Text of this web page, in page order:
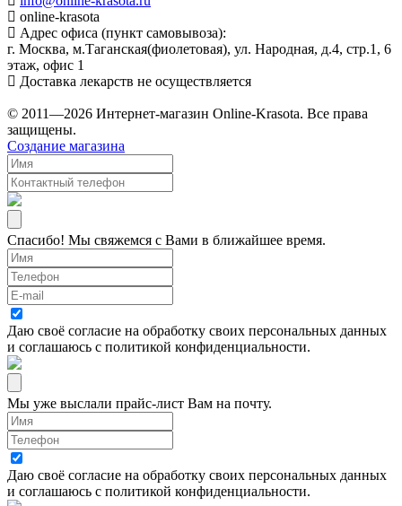
online-krasota
Адрес офиса (пункт самовывоза):
г. Москва, м.Таганская(фиолетовая), ул. Народная, д.4, стр.1, 6
этаж, офис 1
Доставка лекарств не осуществляется
© 2011—2026 Интернет-магазин Online-Krasota. Все права
защищены.
Создание магазина
Спасибо! Мы свяжемся с Вами в ближайшее время.
Даю своё согласие на обработку своих персональных данных
и соглашаюсь с политикой конфиденциальности.
Мы уже выслали прайс-лист Вам на почту.
Даю своё согласие на обработку своих персональных данных
и соглашаюсь с политикой конфиденциальности.